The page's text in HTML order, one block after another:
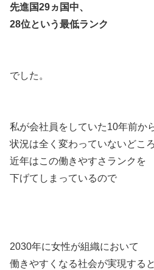
先進国29ヵ国中、
28位という最低ランク
でした。
私が会社員をしていた10年前か
状況は全く変わっていないどこ
近年はこの働きやすさランクを
下げてしまっているので
2030年に女性が組織において
働きやすくなる社会が実現する